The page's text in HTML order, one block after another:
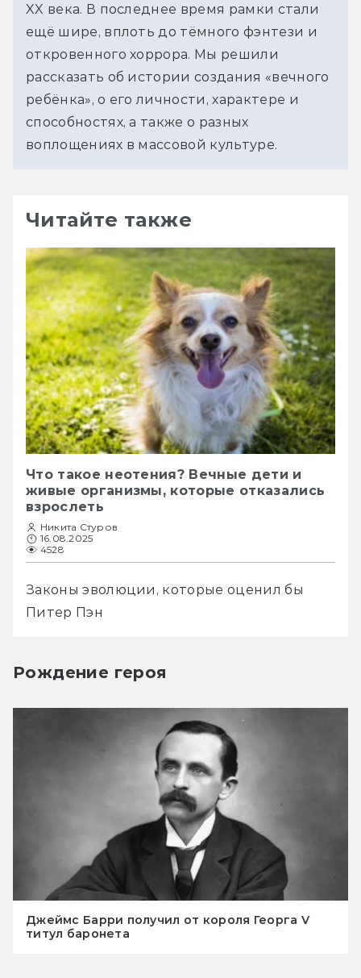
XX века. В последнее время рамки стали
ещё шире, вплоть до тёмного фэнтези и
откровенного хоррора. Мы решили
рассказать об истории создания «вечного
ребёнка», о его личности, характере и
способностях, а также о разных
воплощениях в массовой культуре.
Читайте также
Что такое неотения? Вечные дети и
живые организмы, которые отказались
взрослеть
Никита Стуров
16.08.2025
4528
Законы эволюции, которые оценил бы
Питер Пэн
Рождение героя
Джеймс Барри получил от короля Георга V
титул баронета